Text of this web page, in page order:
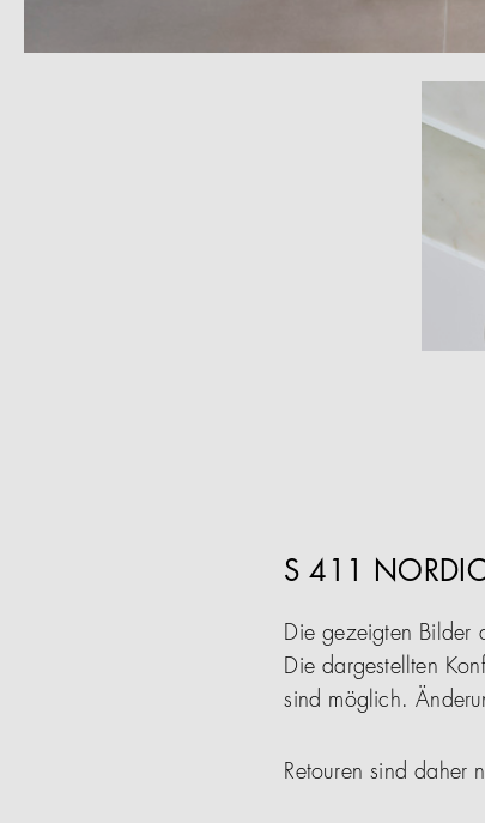
S 411
Die gezeigten Bilder
Die dargestellten
sind möglich.
Retouren sind daher